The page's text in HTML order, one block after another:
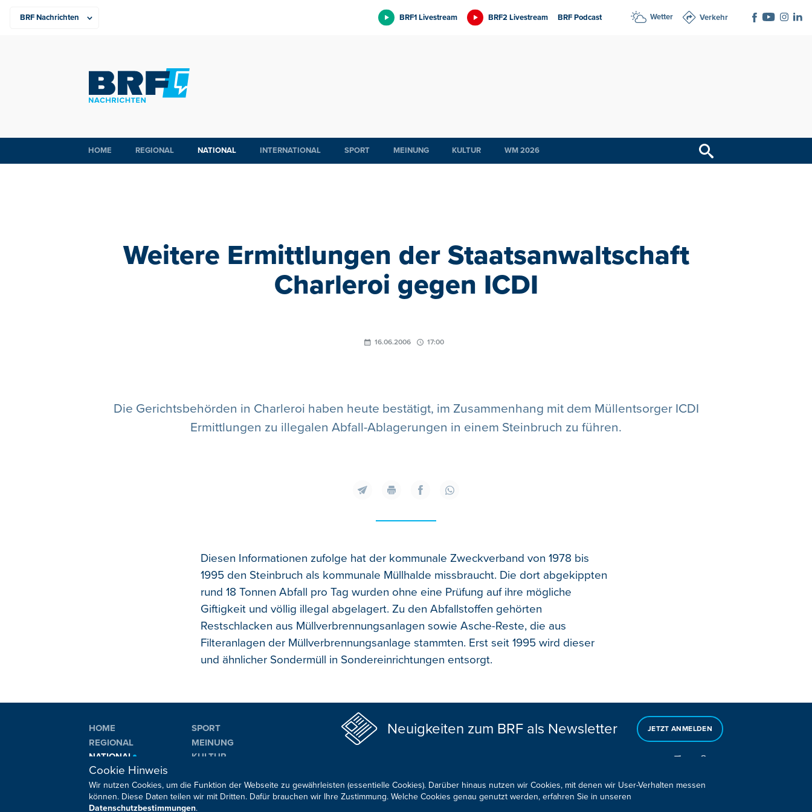
BRF1 Livestream BRF2 Livestream BRF Podcast Wetter Verkehr
HOME REGIONAL NATIONAL INTERNATIONAL SPORT MEINUNG KULTUR WM 2026
Weitere Ermittlungen der Staatsanwaltschaft
Charleroi gegen ICDI
16.06.2006 17:00
Die Gerichtsbehörden in Charleroi haben heute bestätigt, im Zusammenhang mit dem Müllentsorger ICDI
Ermittlungen zu illegalen Abfall-Ablagerungen in einem Steinbruch zu führen.
Diesen Informationen zufolge hat der kommunale Zweckverband von 1978 bis
1995 den Steinbruch als kommunale Müllhalde missbraucht. Die dort abgekippten
rund 18 Tonnen Abfall pro Tag wurden ohne eine Prüfung auf ihre mögliche
Giftigkeit und völlig illegal abgelagert. Zu den Abfallstoffen gehörten
Restschlacken aus Müllverbrennungsanlagen sowie Asche-Reste, die aus
Filteranlagen der Müllverbrennungsanlage stammten. Erst seit 1995 wird dieser
und ähnlicher Sondermüll in Sondereinrichtungen entsorgt.
HOME
REGIONAL
NATIONAL
INTERNATIONAL
SPORT
MEINUNG
KULTUR
Neuigkeiten zum BRF als Newsletter JETZT ANMELDEN
Cookie Hinweis
Wir nutzen Cookies, um die Funktion der Webseite zu gewährleisten (essentielle Cookies). Darüber hinaus nutzen wir Cookies, mit denen wir User-Verhalten messen
können. Diese Daten teilen wir mit Dritten. Dafür brauchen wir Ihre Zustimmung. Welche Cookies genau genutzt werden, erfahren Sie in unseren
Datenschutzbestimmungen.